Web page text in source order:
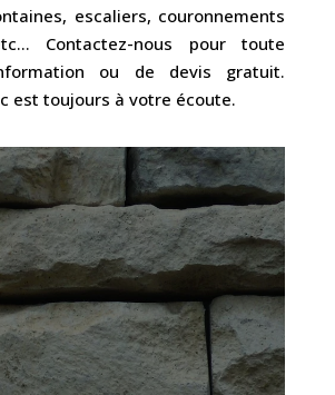
escaliers, couronnements
Contactez-nous pour toute
ou de devis gratuit.
est toujours à votre écoute.